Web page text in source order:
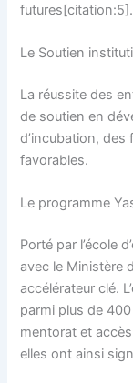
futures[citation:5].
Le Soutien
La réussite des
de soutien en
d’incubation,
favorables.
Le programme
Porté par l’école
avec le Ministère
accélérateur clé.
parmi plus de
mentorat et
elles ont ainsi